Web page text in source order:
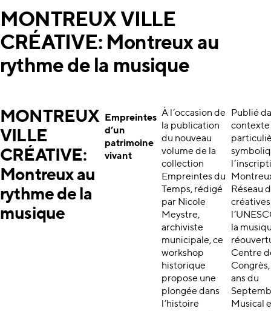
MONTREUX VILLE
CRÉATIVE: Montreux au
rythme de la musique
MONTREUX
VILLE
CRÉATIVE:
Montreux au
rythme de la
musique
Empreintes
d’un
patrimoine
vivant
À l’occasion de
la publication
du nouveau
volume de la
collection
Empreintes du
Temps, rédigé
par Nicole
Meystre,
archiviste
municipale, ce
workshop
historique
propose une
plongée dans
l’histoire
Publié
contexte
Réseau
la
Centre
ans du
Musical